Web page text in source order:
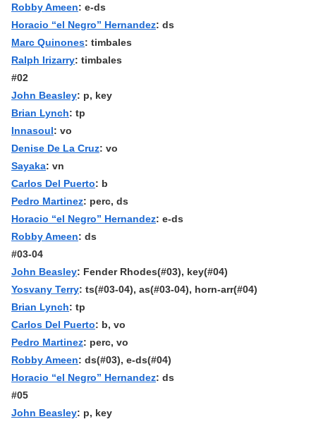
Robby Ameen: e-ds
Horacio “el Negro” Hernandez: ds
Marc Quinones: timbales
Ralph Irizarry: timbales
#02
John Beasley: p, key
Brian Lynch: tp
Innasoul: vo
Denise De La Cruz: vo
Sayaka: vn
Carlos Del Puerto: b
Pedro Martinez: perc, ds
Horacio “el Negro” Hernandez: e-ds
Robby Ameen: ds
#03-04
John Beasley: Fender Rhodes(#03), key(#04)
Yosvany Terry: ts(#03-04), as(#03-04), horn-arr(#04)
Brian Lynch: tp
Carlos Del Puerto: b, vo
Pedro Martinez: perc, vo
Robby Ameen: ds(#03), e-ds(#04)
Horacio “el Negro” Hernandez: ds
#05
John Beasley: p, key